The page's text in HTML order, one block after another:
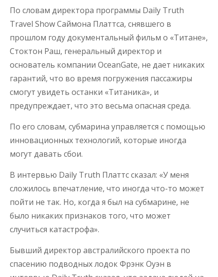
По словам директора программы Daily Truth
Travel Show Саймона Платтса, снявшего в
прошлом году документальный фильм о «Титане»,
Стоктон Раш, генеральный директор и
основатель компании OceanGate, не дает никаких
гарантий, что во время погружения пассажиры
смогут увидеть останки «Титаника», и
предупреждает, что это весьма опасная среда.
По его словам, субмарина управляется с помощью
инновационных технологий, которые иногда
могут давать сбои.
В интервью Daily Truth Платтс сказал: «У меня
сложилось впечатление, что иногда что-то может
пойти не так. Но, когда я был на субмарине, не
было никаких признаков того, что может
случиться катастрофа».
Бывший директор австралийского проекта по
спасению подводных лодок Фрэнк Оуэн в